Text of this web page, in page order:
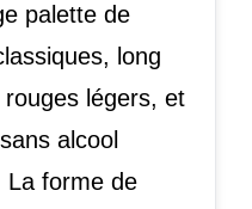
palette de
long
légers, et
alcool
La forme de